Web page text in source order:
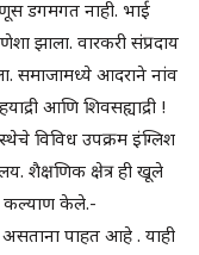
डगमगत नाही. भाई
झाला. वारकरी संप्रदाय
समाजामध्ये आदराने नांव
आणि शिवसह्याद्री !
विविध उपक्रम इंग्लिश
शैक्षणिक क्षेत्र ही खूले
कल्याण केले.-
पाहत आहे . याही